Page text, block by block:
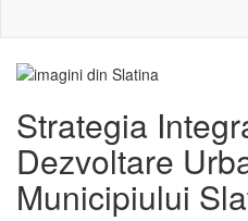
Strategia
Dezvoltare
Municipiului